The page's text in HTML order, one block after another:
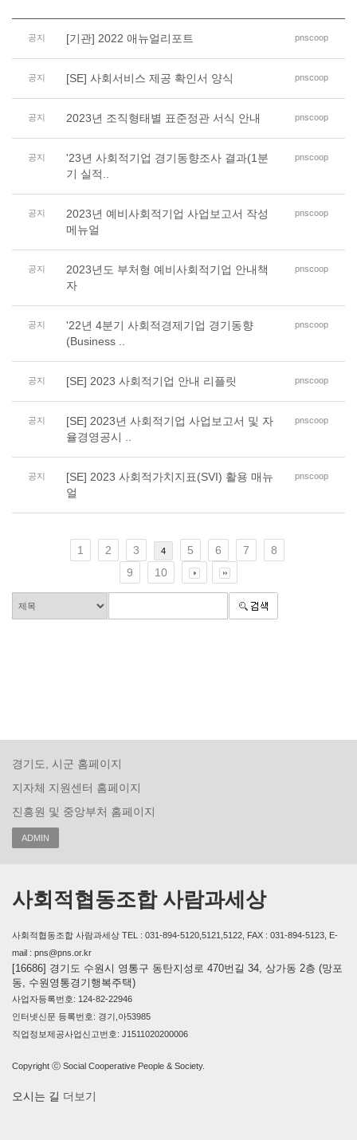
공지 [기관] 2022 애뉴얼리포트 pnscoop
공지 [SE] 사회서비스 제공 확인서 양식 pnscoop
공지 2023년 조직형태별 표준정관 서식 안내 pnscoop
공지
'23년 사회적기업 경기동향조사 결과(1분
기 실적..
pnscoop
공지
2023년 예비사회적기업 사업보고서 작성
메뉴얼
pnscoop
공지
2023년도 부처형 예비사회적기업 안내책
자
pnscoop
공지
'22년 4분기 사회적경제기업 경기동향
(Business ..
pnscoop
공지 [SE] 2023 사회적기업 안내 리플릿 pnscoop
공지
[SE] 2023년 사회적기업 사업보고서 및 자
율경영공시 ..
pnscoop
공지
[SE] 2023 사회적가치지표(SVI) 활용 매뉴
얼
pnscoop
1 2 3 4 5 6 7
8
9
10
경기도, 시군 홈페이지
지자체 지원센터 홈페이지
진흥원 및 중앙부처 홈페이지
ADMIN
사회적협동조합 사람과세상
사회적협동조합 사람과세상 TEL : 031-894-5120,5121,5122, FAX : 031-894-5123, E-
mail : pns@pns.or.kr
[16686] 경기도 수원시 영통구 동탄지성로 470번길 34, 상가동 2층 (망포
동, 수원영통경기행복주택)
사업자등록번호: 124-82-22946
인터넷신문 등록번호: 경기,아53985
직업정보제공사업신고번호: J1511020200006
Copyright ⓒ Social Cooperative People & Society.
오시는 길 더보기